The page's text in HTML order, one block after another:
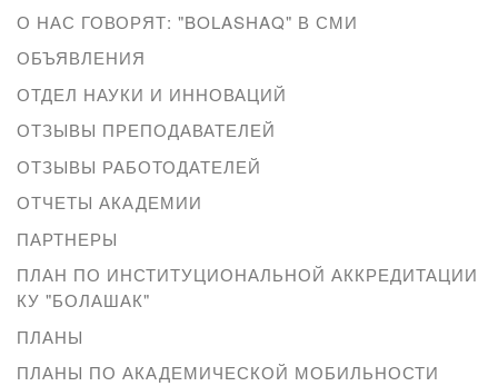
О НАС ГОВОРЯТ: "BOLASHAQ" В СМИ
ОБЪЯВЛЕНИЯ
ОТДЕЛ НАУКИ И ИННОВАЦИЙ
ОТЗЫВЫ ПРЕПОДАВАТЕЛЕЙ
ОТЗЫВЫ РАБОТОДАТЕЛЕЙ
ОТЧЕТЫ АКАДЕМИИ
ПАРТНЕРЫ
ПЛАН ПО ИНСТИТУЦИОНАЛЬНОЙ АККРЕДИТАЦИИ
КУ "БОЛАШАК"
ПЛАНЫ
ПЛАНЫ ПО АКАДЕМИЧЕСКОЙ МОБИЛЬНОСТИ